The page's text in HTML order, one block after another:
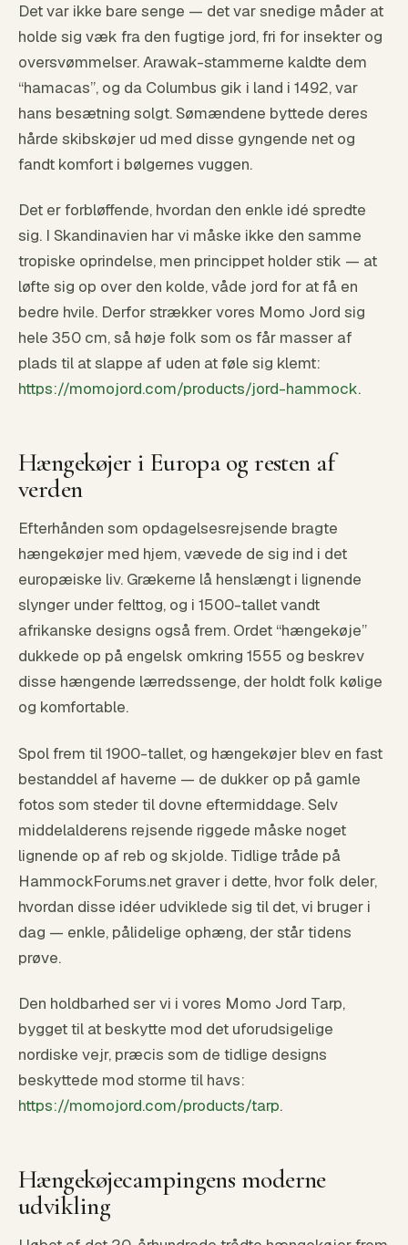
Det var ikke bare senge — det var snedige måder at
holde sig væk fra den fugtige jord, fri for insekter og
oversvømmelser. Arawak-stammerne kaldte dem
“hamacas”, og da Columbus gik i land i 1492, var
hans besætning solgt. Sømændene byttede deres
hårde skibskøjer ud med disse gyngende net og
fandt komfort i bølgernes vuggen.
Det er forbløffende, hvordan den enkle idé spredte
sig. I Skandinavien har vi måske ikke den samme
tropiske oprindelse, men princippet holder stik — at
løfte sig op over den kolde, våde jord for at få en
bedre hvile. Derfor strækker vores Momo Jord sig
hele 350 cm, så høje folk som os får masser af
plads til at slappe af uden at føle sig klemt:
https://momojord.com/products/jord-hammock.
Hængekøjer i Europa og resten af
verden
Efterhånden som opdagelsesrejsende bragte
hængekøjer med hjem, vævede de sig ind i det
europæiske liv. Grækerne lå henslængt i lignende
slynger under felttog, og i 1500-tallet vandt
afrikanske designs også frem. Ordet “hængekøje”
dukkede op på engelsk omkring 1555 og beskrev
disse hængende lærredssenge, der holdt folk kølige
og komfortable.
Spol frem til 1900-tallet, og hængekøjer blev en fast
bestanddel af haverne — de dukker op på gamle
fotos som steder til dovne eftermiddage. Selv
middelalderens rejsende riggede måske noget
lignende op af reb og skjolde. Tidlige tråde på
HammockForums.net graver i dette, hvor folk deler,
hvordan disse idéer udviklede sig til det, vi bruger i
dag — enkle, pålidelige ophæng, der står tidens
prøve.
Den holdbarhed ser vi i vores Momo Jord Tarp,
bygget til at beskytte mod det uforudsigelige
nordiske vejr, præcis som de tidlige designs
beskyttede mod storme til havs:
https://momojord.com/products/tarp.
Hængekøjecampingens moderne
udvikling